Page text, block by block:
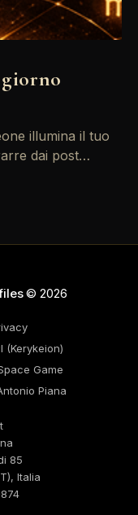
dai post
verso il
© 2026
(Kerykeion)
Game
Piana
85
Italia